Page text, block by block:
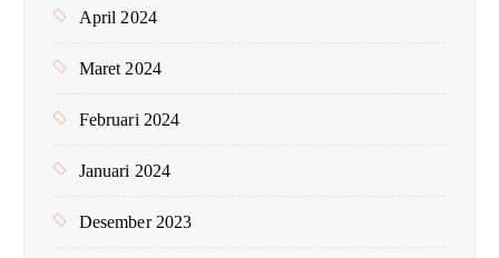
April 2024
Maret 2024
Februari 2024
Januari 2024
Desember 2023